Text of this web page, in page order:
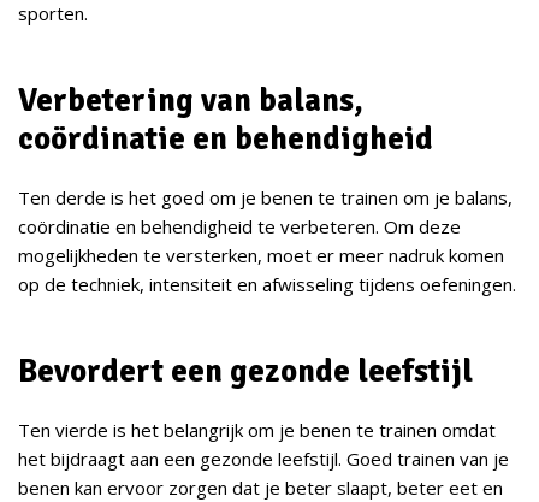
sporten.
Verbetering van balans,
coördinatie en behendigheid
Ten derde is het goed om je benen te trainen om je balans,
coördinatie en behendigheid te verbeteren. Om deze
mogelijkheden te versterken, moet er meer nadruk komen
op de techniek, intensiteit en afwisseling tijdens oefeningen.
Bevordert een gezonde leefstijl
Ten vierde is het belangrijk om je benen te trainen omdat
het bijdraagt aan een gezonde leefstijl. Goed trainen van je
benen kan ervoor zorgen dat je beter slaapt, beter eet en